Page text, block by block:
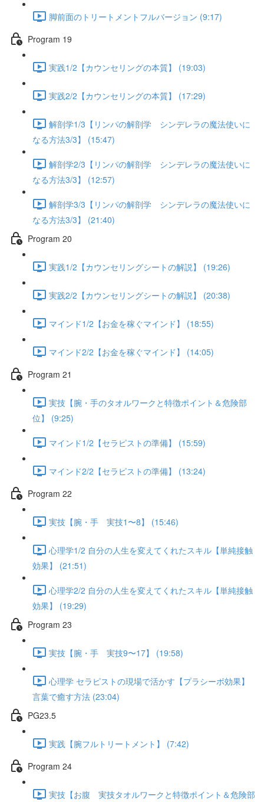
脚前面のトリートメントフルバージョン (9:17)
Program 19
実践1/2【カウンセリングの本質】 (19:03)
実践2/2【カウンセリングの本質】 (17:29)
解剖学1/3【リンパの解剖学 シンデレラの魔法使いに
なる方法3/3】 (15:47)
解剖学2/3【リンパの解剖学 シンデレラの魔法使いに
なる方法3/3】 (12:57)
解剖学3/3【リンパの解剖学 シンデレラの魔法使いに
なる方法3/3】 (21:40)
Program 20
実践1/2【カウンセリングシートの解説】 (19:26)
実践2/2【カウンセリングシートの解説】 (20:38)
マインド1/2【お金を稼ぐマインド】 (18:55)
マインド2/2【お金を稼ぐマインド】 (14:05)
Program 21
実技【腕・手のタオルワークと特徴ポイント＆危険部
位】 (9:25)
マインド1/2【セラピストの準備】 (15:59)
マインド2/2【セラピストの準備】 (13:24)
Program 22
実技【腕・手 実技1〜8】 (15:46)
心理学1/2 自分の人生を変えてくれたスキル【単純接触
効果】 (21:51)
心理学2/2 自分の人生を変えてくれたスキル【単純接触
効果】 (19:29)
Program 23
実技【腕・手 実技9〜17】 (19:58)
心理学 セラピストの現場で活かす【プラシーボ効果】
言葉で癒す方法 (23:04)
PG23.5
実践【腕フルトリートメント】 (7:42)
Program 24
実技【お腹 実技タオルワークと特徴ポイント＆危険部